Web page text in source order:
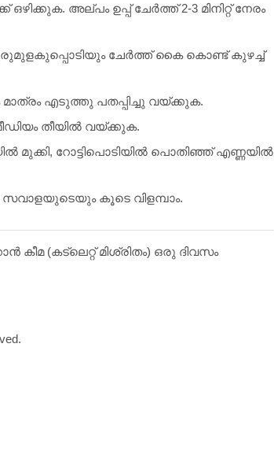
ഒഴിക്കുക. അല്പം ഉപ്പ് ചേര്‍ത്ത് 2-3 മിനിറ്റ് നേരം
ചേര്‍ത്ത് കൈ കൊണ്ട് കുഴച്ച്
മാത്രം എടുത്തു പതപ്പിച്ചു വയ്ക്കുക.
തീയില്‍ വയ്ക്കുക.
മുക്കി, റോട്ടിപൊടിയില്‍ പൊതിഞ്ഞ് എണ്ണയില്‍
സവാളയുടെയും കൂടെ വിളമ്പാം.
കീമ (കട്‌ലെറ്റ്‌ മിശ്രിതം) ഒരു ദിവസം